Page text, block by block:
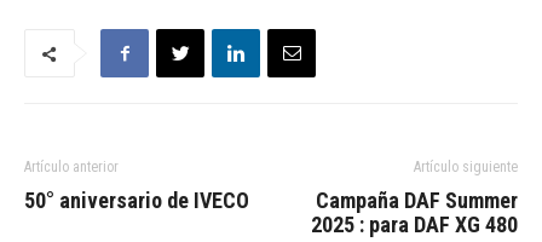
Artículo anterior
50° aniversario de IVECO
Artículo siguiente
Campaña DAF Summer
2025 : para DAF XG 480